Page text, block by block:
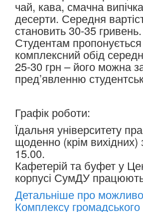
чай, кава, смачна
десерти. Середня
становить 30-35 гривень.
Студентам пропонується
комплексний обід
25-30 грн – його можна
пред’явленню
Графік роботи:
Їдальня університету
щоденно (крім вихідних)
15.00.
Кафетерій та буфет у
корпусі СумДУ
Детальніше про
Комплексу